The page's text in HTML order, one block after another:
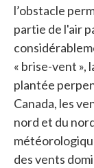
l’obstacle
partie de l'air
« brise-vent
plantée
Canada, les
nord et du
des vents